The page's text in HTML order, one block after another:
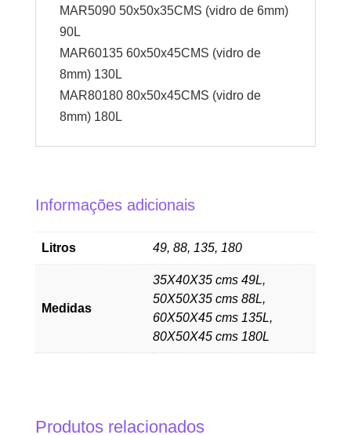
MAR5090 50x50x35CMS (vidro de 6mm)
90L
MAR60135 60x50x45CMS (vidro de
8mm) 130L
MAR80180 80x50x45CMS (vidro de
8mm) 180L
Informações adicionais
Litros 49, 88, 135, 180
Medidas
35X40X35 cms 49L,
50X50X35 cms 88L,
60X50X45 cms 135L,
80X50X45 cms 180L
Produtos relacionados